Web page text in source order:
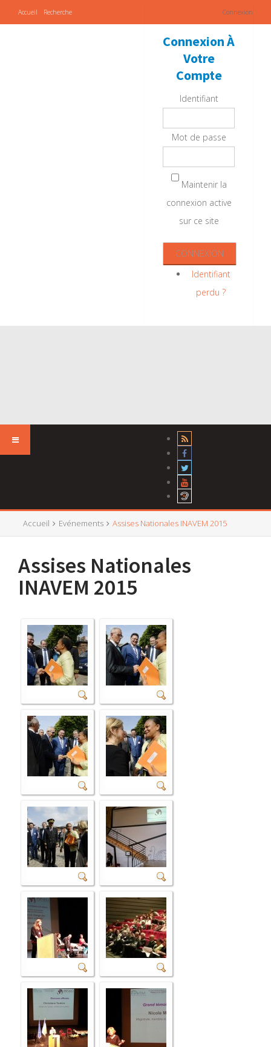
Accueil Recherche Connexion
Connexion À
Votre
Compte
Identifiant
Mot de passe
Maintenir la
connexion active
sur ce site
Identifiant
perdu ?
Accueil Evénements Assises Nationales INAVEM 2015
Assises Nationales
INAVEM 2015